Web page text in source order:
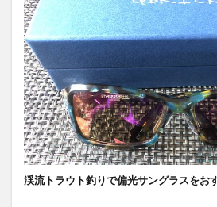
渓流トラウト釣りで偏光サングラスをお